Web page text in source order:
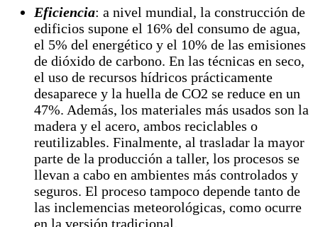
Eficiencia: a nivel mundial, la construcción de
edificios supone el 16% del consumo de agua,
el 5% del energético y el 10% de las emisiones
de dióxido de carbono. En las técnicas en seco,
el uso de recursos hídricos prácticamente
desaparece y la huella de CO2 se reduce en un
47%. Además, los materiales más usados son la
madera y el acero, ambos reciclables o
reutilizables. Finalmente, al trasladar la mayor
parte de la producción a taller, los procesos se
llevan a cabo en ambientes más controlados y
seguros. El proceso tampoco depende tanto de
las inclemencias meteorológicas, como ocurre
en la versión tradicional.